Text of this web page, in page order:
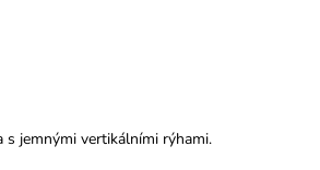
s jemnými vertikálními rýhami.